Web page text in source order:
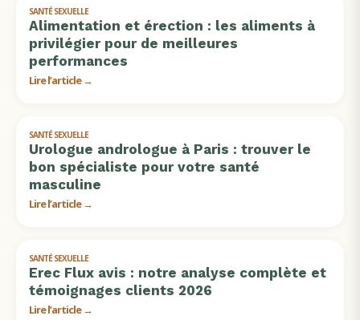
SANTÉ SEXUELLE
Alimentation et érection : les aliments à
privilégier pour de meilleures
performances
Lire l’article →
SANTÉ SEXUELLE
Urologue andrologue à Paris : trouver le
bon spécialiste pour votre santé
masculine
Lire l’article →
SANTÉ SEXUELLE
Erec Flux avis : notre analyse complète et
témoignages clients 2026
Lire l’article →